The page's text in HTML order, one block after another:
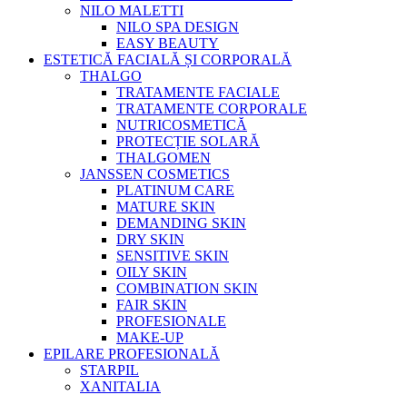
NILO MALETTI
NILO SPA DESIGN
EASY BEAUTY
ESTETICĂ FACIALĂ ȘI CORPORALĂ
THALGO
TRATAMENTE FACIALE
TRATAMENTE CORPORALE
NUTRICOSMETICĂ
PROTECȚIE SOLARĂ
THALGOMEN
JANSSEN COSMETICS
PLATINUM CARE
MATURE SKIN
DEMANDING SKIN
DRY SKIN
SENSITIVE SKIN
OILY SKIN
COMBINATION SKIN
FAIR SKIN
PROFESIONALE
MAKE-UP
EPILARE PROFESIONALĂ
STARPIL
XANITALIA